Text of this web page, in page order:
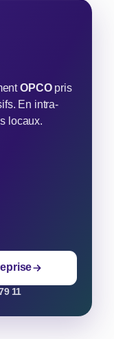
OPCOpris
En intra-
locaux.
11